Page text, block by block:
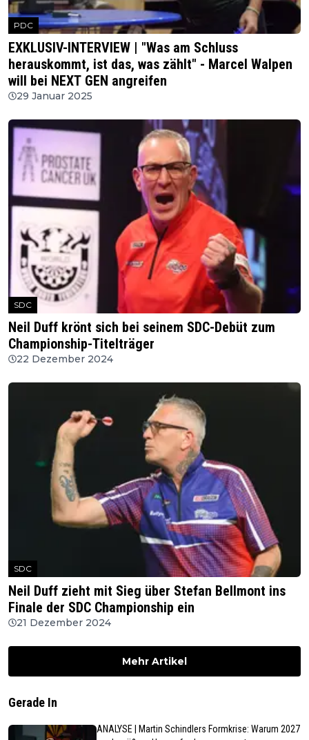
PDC
EXKLUSIV-INTERVIEW | "Was am Schluss
herauskommt, ist das, was zählt" - Marcel Walpen
will bei NEXT GEN angreifen
29 Januar 2025
SDC
Neil Duff krönt sich bei seinem SDC-Debüt zum
Championship-Titelträger
22 Dezember 2024
SDC
Neil Duff zieht mit Sieg über Stefan Bellmont ins
Finale der SDC Championship ein
21 Dezember 2024
Mehr Artikel
Gerade In
ANALYSE | Martin Schindlers Formkrise: Warum 2027